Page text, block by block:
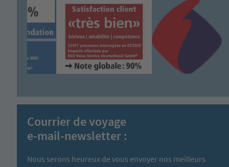
Courrier de voyage
e-mail-newsletter :
Nous serons heureux de vous envoyer nos meilleurs